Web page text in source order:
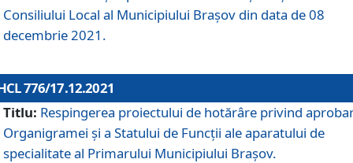
Consiliului Local al Municipiului Braşov din data de 08
decembrie 2021.
776/17.12.2021
Titlu: Respingerea proiectului de hotărâre privind
Organigramei şi a Statului de Funcţii ale aparatului de
specialitate al Primarului Municipiului Braşov.